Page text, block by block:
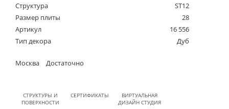
Структура
ST12
Размер плиты
28
Артикул
16 556
Тип декора
Дуб
Москва Достаточно
СТРУКТУРЫ И
ПОВЕРХНОСТИ
СЕРТИФИКАТЫ
ВИРТУАЛЬНАЯ
ДИЗАЙН СТУДИЯ